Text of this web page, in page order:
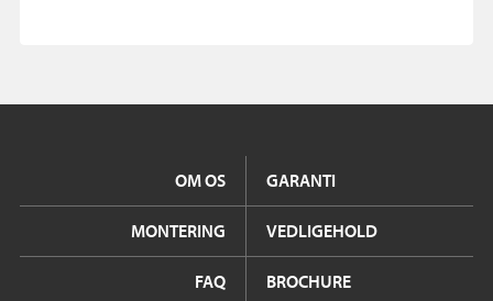
OM OS GARANTI
MONTERING VEDLIGEHOLD
FAQ BROCHURE